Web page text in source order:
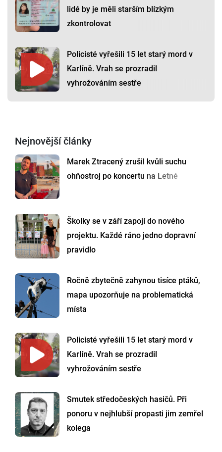
lidé by je měli starším blízkým
zkontrolovat
Policisté vyřešili 15 let starý mord v
Karlíně. Vrah se prozradil
vyhrožováním sestře
Nejnovější články
Marek Ztracený zrušil kvůli suchu
ohňostroj po koncertu na Letné
Školky se v září zapojí do nového
projektu. Každé ráno jedno dopravní
pravidlo
Ročně zbytečně zahynou tisíce ptáků,
mapa upozorňuje na problematická
místa
Policisté vyřešili 15 let starý mord v
Karlíně. Vrah se prozradil
vyhrožováním sestře
Smutek středočeských hasičů. Při
ponoru v nejhlubší propasti jim zemřel
kolega